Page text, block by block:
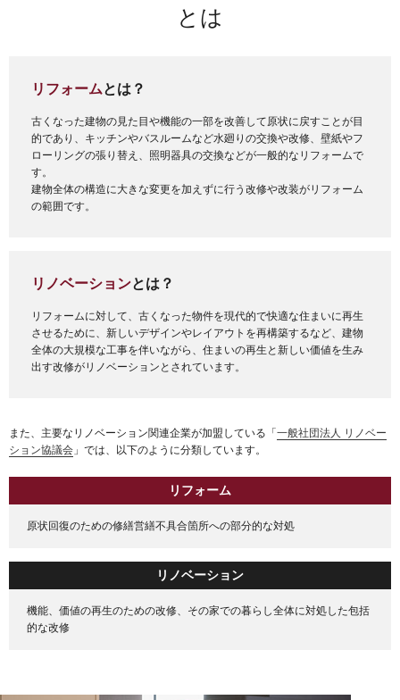
とは
リフォームとは？
古くなった建物の見た目や機能の一部を改善して原状に戻すことが目
的であり、キッチンやバスルームなど水廻りの交換や改修、壁紙やフ
ローリングの張り替え、照明器具の交換などが一般的なリフォームで
す。
建物全体の構造に大きな変更を加えずに行う改修や改装がリフォーム
の範囲です。
リノベーションとは？
リフォームに対して、古くなった物件を現代的で快適な住まいに再生
させるために、新しいデザインやレイアウトを再構築するなど、建物
全体の大規模な工事を伴いながら、住まいの再生と新しい価値を生み
出す改修がリノベーションとされています。
また、主要なリノベーション関連企業が加盟している「一般社団法人 リノベー
ション協議会 」では、以下のように分類しています。
リフォーム
原状回復のための修繕営繕不具合箇所への部分的な対処
リノベーション
機能、価値の再生のための改修、 その家での暮らし全体に対処した包括
的な改修